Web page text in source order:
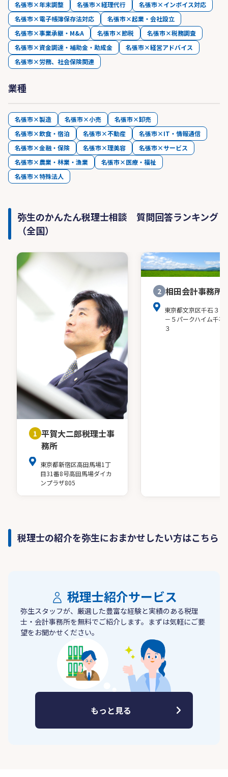
名張市×年末調整 名張市×経理代行
名張市×インボイス対応
名張市×電子帳簿保存法対応
名張市×起業・会社設立
名張市×事業承継・M&A
名張市×節税
名張市×税務調査
名張市×資金調達・補助金・助成金
名張市×経営アドバイス
名張市×労務、社会保険関連
業種
名張市×製造 名張市×小売
名張市×卸売
名張市×飲食・宿泊
名張市×不動産
名張市×IT・情報通信
名張市×金融・保険
名張市×理美容
名張市×サービス
名張市×農業・林業・漁業
名張市×医療・福祉
名張市×特殊法人
弥生のかんたん税理士相談 質問回答ランキング
（全国）
1 平賀大二郎税理士事
務所
東京都新宿区高田馬場1丁
目31番8号高田馬場ダイカ
ンプラザ805
2 相田会計事務所
東京都文京区千石３－
－５パークハイム千石
３
税理士の紹介を弥生におまかせしたい方はこちら
税理士紹介サービス
弥生スタッフが、厳選した豊富な経験と実績のある税理
士・会計事務所を無料でご紹介します。まずは気軽にご要
望をお聞かせください。
もっと見る